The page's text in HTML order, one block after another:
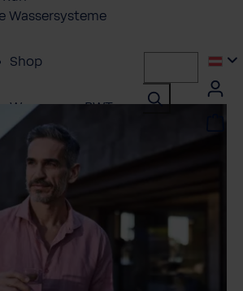
Wassersysteme
Shop
Wasser von BWT
Lösungen für
Geschäftskunden
Kundenservice